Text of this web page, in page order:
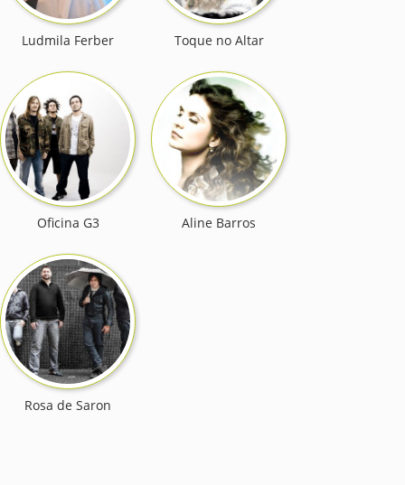
Ludmila Ferber Toque no Altar
Oficina G3 Aline Barros
Rosa de Saron